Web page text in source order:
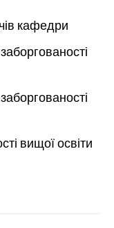
кафедри
вищої освіти